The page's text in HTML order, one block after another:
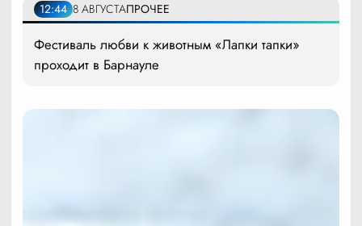
12:44 8 АВГУСТАПРОЧЕЕ
Фестиваль любви к животным «Лапки тапки»
проходит в Барнауле